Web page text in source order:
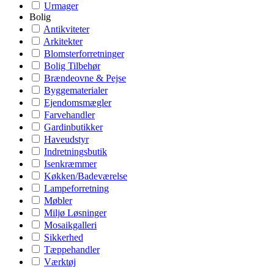
Urmager
Bolig
Antikviteter
Arkitekter
Blomsterforretninger
Bolig Tilbehør
Brændeovne & Pejse
Byggematerialer
Ejendomsmægler
Farvehandler
Gardinbutikker
Haveudstyr
Indretningsbutik
Isenkræmmer
Køkken/Badeværelse
Lampeforretning
Møbler
Miljø Løsninger
Mosaikgalleri
Sikkerhed
Tæppehandler
Værktøj